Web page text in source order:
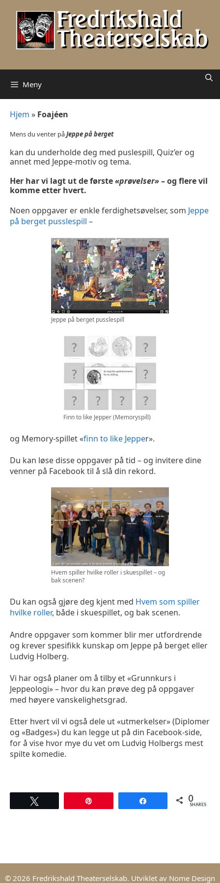
innhold
Meny
Hjem » Foajéen
Mens du venter påJeppe på berget
kan du underholde deg med puslespill, Quiz’er og
annet med Jeppe-motiv og tema.
Her har vi lagt ut de første«prøvelser»– og flere vil
komme etter hvert.
Noen oppgaver er enkle ferdighetsøvelser, som Jeppe
på berget pusslespill –
Jeppe på berget pusslespill
Finn to like Jepper (Memoryspill)
og Memory-spillet «finn to like Jepper».
Du kan løse disse oppgaver på tid – og invitere dine
venner på Facebook til å slå din rekord.
Hvem spiller hvilke roller i skuespillet – og
bak scenen?
Du kan også gjøre deg kjent med Hvem som spiller
hvilke roller, både i skuespillet, og bak scenen.
Andre oppgaver som kommer blir mer utfordrende
og krever spesifikk kunskap om Jeppe på berget eller
Ludvig Holberg.
Vi har også planer om å tilby et «Grunnkurs i
Jeppeologi» – hvor du kan prøve deg på oppgaver
med høyere vanskelighetsgrad.
Etter hvert vil vi også dele ut «utmerkelser» (Diplomer
og «Badges») du kan legge ut på din Facebook-side,
for å vise hvor mye du vet om Ludvig Holbergs mest
spilte komedie.
0
SHARES
© 2026 Fredrikshald Theaterselskab. Utviklet av Nome Design